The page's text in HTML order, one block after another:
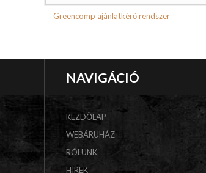
Greencomp ajánlatkérő rendszer
NAVIGÁCIÓ
KEZDŐLAP
WEBÁRUHÁZ
RÓLUNK
HÍREK